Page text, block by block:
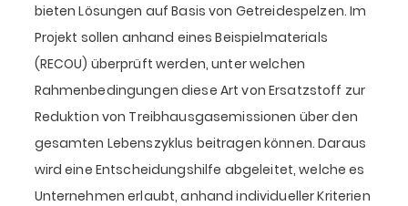
bieten Lösungen auf Basis von Getreidespelzen. Im
Projekt sollen anhand eines Beispielmaterials
(RECOU) überprüft werden, unter welchen
Rahmenbedingungen diese Art von Ersatzstoff zur
Reduktion von Treibhausgasemissionen über den
gesamten Lebenszyklus beitragen können. Daraus
wird eine Entscheidungshilfe abgeleitet, welche es
Unternehmen erlaubt, anhand individueller Kriterien